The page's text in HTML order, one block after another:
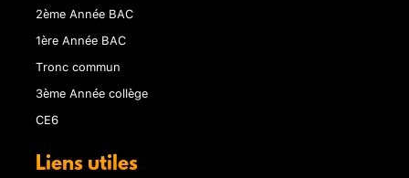
2ème Année BAC
1ère Année BAC
Tronc commun
3ème Année collège
CE6
Liens utiles